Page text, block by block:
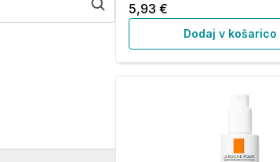
5,93 €
Dodaj v košarico